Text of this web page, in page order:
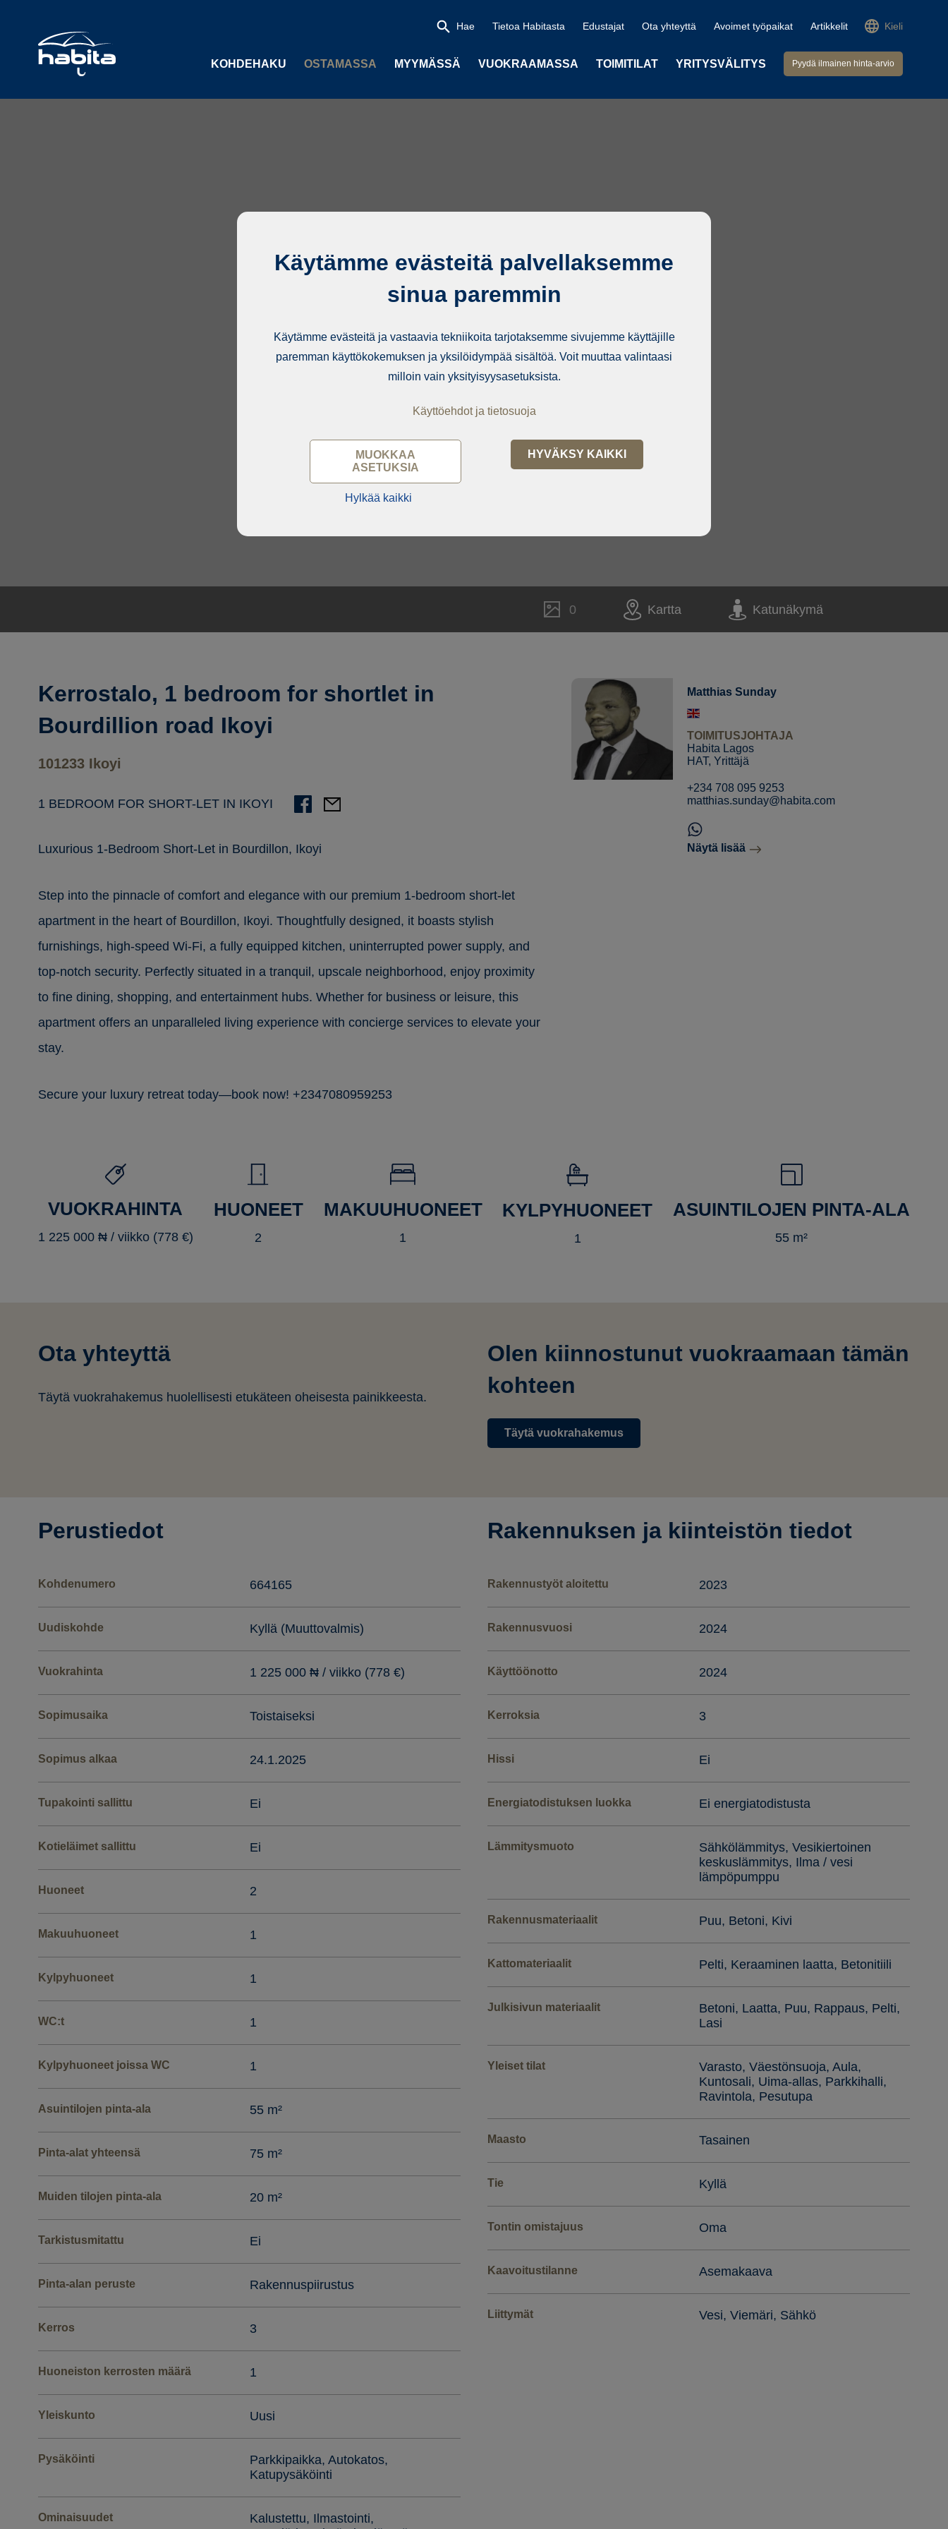
KOHDEHAKU OSTAMASSA MYYMÄSSÄ VUOKRAAMASSA TOIMITILAT YRITYSVÄLITYS Pyydä ilmainen hinta-arvio
Hae Tietoa Habitasta Edustajat Ota yhteyttä Avoimet työpaikat Artikkelit Kieli
0 Kartta Katunäkymä
Kerrostalo, 1 bedroom for shortlet in
Bourdillion road Ikoyi
101233 Ikoyi
1 BEDROOM FOR SHORT-LET IN IKOYI
Luxurious 1-Bedroom Short-Let in Bourdillon, Ikoyi
Step into the pinnacle of comfort and elegance with our premium 1-bedroom short-let
apartment in the heart of Bourdillon, Ikoyi. Thoughtfully designed, it boasts stylish
furnishings, high-speed Wi-Fi, a fully equipped kitchen, uninterrupted power supply, and
top-notch security. Perfectly situated in a tranquil, upscale neighborhood, enjoy proximity
to fine dining, shopping, and entertainment hubs. Whether for business or leisure, this
apartment offers an unparalleled living experience with concierge services to elevate your
stay.
Secure your luxury retreat today—book now! +2347080959253
Matthias Sunday
TOIMITUSJOHTAJA
Habita Lagos
HAT, Yrittäjä
+234 708 095 9253
matthias.sunday@habita.com
Näytä lisää
VUOKRAHINTA
1 225 000 ₦ / viikko (778 €)
HUONEET
2
MAKUUHUONEET
1
KYLPYHUONEET
1
ASUINTILOJEN PINTA-ALA
55 m²
Ota yhteyttä
Täytä vuokrahakemus huolellisesti etukäteen oheisesta painikkeesta.
Olen kiinnostunut vuokraamaan tämän
kohteen
Täytä vuokrahakemus
Perustiedot
Kohdenumero 664165
Uudiskohde Kyllä (Muuttovalmis)
Vuokrahinta 1 225 000 ₦ / viikko (778 €)
Sopimusaika Toistaiseksi
Sopimus alkaa 24.1.2025
Tupakointi sallittu Ei
Kotieläimet sallittu Ei
Huoneet 2
Makuuhuoneet 1
Kylpyhuoneet 1
WC:t 1
Kylpyhuoneet joissa WC 1
Asuintilojen pinta-ala 55 m²
Pinta-alat yhteensä 75 m²
Muiden tilojen pinta-ala 20 m²
Tarkistusmitattu Ei
Pinta-alan peruste Rakennuspiirustus
Kerros 3
Huoneiston kerrosten määrä 1
Yleiskunto Uusi
Pysäköinti
Parkkipaikka, Autokatos,
Katupysäköinti
Ominaisuudet
Kalustettu, Ilmastointi,
Rakennuksen ja kiinteistön tiedot
Rakennustyöt aloitettu 2023
Rakennusvuosi 2024
Käyttöönotto 2024
Kerroksia 3
Hissi Ei
Energiatodistuksen luokka Ei energiatodistusta
Lämmitysmuoto
Sähkölämmitys, Vesikiertoinen
keskuslämmitys, Ilma / vesi
lämpöpumppu
Rakennusmateriaalit Puu, Betoni, Kivi
Kattomateriaalit Pelti, Keraaminen laatta, Betonitiili
Julkisivun materiaalit
Betoni, Laatta, Puu, Rappaus, Pelti,
Lasi
Yleiset tilat
Varasto, Väestönsuoja, Aula,
Kuntosali, Uima-allas, Parkkihalli,
Ravintola, Pesutupa
Maasto Tasainen
Tie Kyllä
Tontin omistajuus Oma
Kaavoitustilanne Asemakaava
Liittymät Vesi, Viemäri, Sähkö
Käytämme evästeitä palvellaksemme
sinua paremmin
Käytämme evästeitä ja vastaavia tekniikoita tarjotaksemme sivujemme käyttäjille
paremman käyttökokemuksen ja yksilöidympää sisältöä. Voit muuttaa valintaasi
milloin vain yksityisyysasetuksista.
Käyttöehdot ja tietosuoja
MUOKKAA
ASETUKSIA
Hylkää kaikki
HYVÄKSY KAIKKI